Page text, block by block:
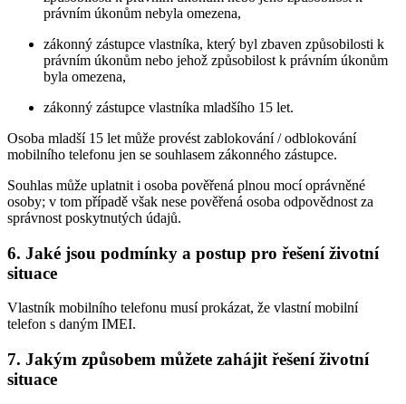
právním úkonům nebyla omezena,
zákonný zástupce vlastníka, který byl zbaven způsobilosti k
právním úkonům nebo jehož způsobilost k právním úkonům
byla omezena,
zákonný zástupce vlastníka mladšího 15 let.
Osoba mladší 15 let může provést zablokování / odblokování
mobilního telefonu jen se souhlasem zákonného zástupce.
Souhlas může uplatnit i osoba pověřená plnou mocí oprávněné
osoby; v tom případě však nese pověřená osoba odpovědnost za
správnost poskytnutých údajů.
6. Jaké jsou podmínky a postup pro řešení životní
situace
Vlastník mobilního telefonu musí prokázat, že vlastní mobilní
telefon s daným IMEI.
7. Jakým způsobem můžete zahájit řešení životní
situace